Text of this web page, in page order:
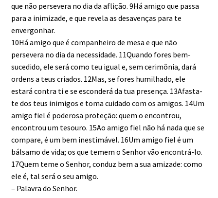
que não persevera no dia da aflição. 9Há amigo que passa
para a inimizade, e que revela as desavenças para te
envergonhar.
10Há amigo que é companheiro de mesa e que não
persevera no dia da necessidade. 11Quando fores bem-
sucedido, ele será como teu igual e, sem cerimônia, dará
ordens a teus criados. 12Mas, se fores humilhado, ele
estará contra ti e se esconderá da tua presença. 13Afasta-
te dos teus inimigos e toma cuidado com os amigos. 14Um
amigo fiel é poderosa proteção: quem o encontrou,
encontrou um tesouro. 15Ao amigo fiel não há nada que se
compare, é um bem inestimável. 16Um amigo fiel é um
bálsamo de vida; os que temem o Senhor vão encontrá-lo.
17Quem teme o Senhor, conduz bem a sua amizade: como
ele é, tal será o seu amigo.
– Palavra do Senhor.